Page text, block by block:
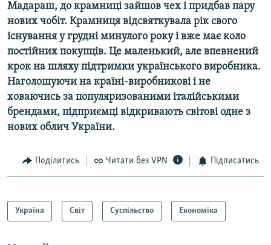
Мадараш, до крамниці зайшов чех і придбав пару
нових чобіт. Крамниця відсвяткувала рік свого
існування у грудні минулого року і вже має коло
постійних покупців. Це маленький, але впевнений
крок на шляху підтримки українського виробника.
Наголошуючи на країні-виробникові і не
ховаючись за популяризованими італійськими
брендами, підприємці відкривають світові одне з
нових облич України.
Поділитись Читати без VPN Підписатись
Україна Світ Суспільство Економіка